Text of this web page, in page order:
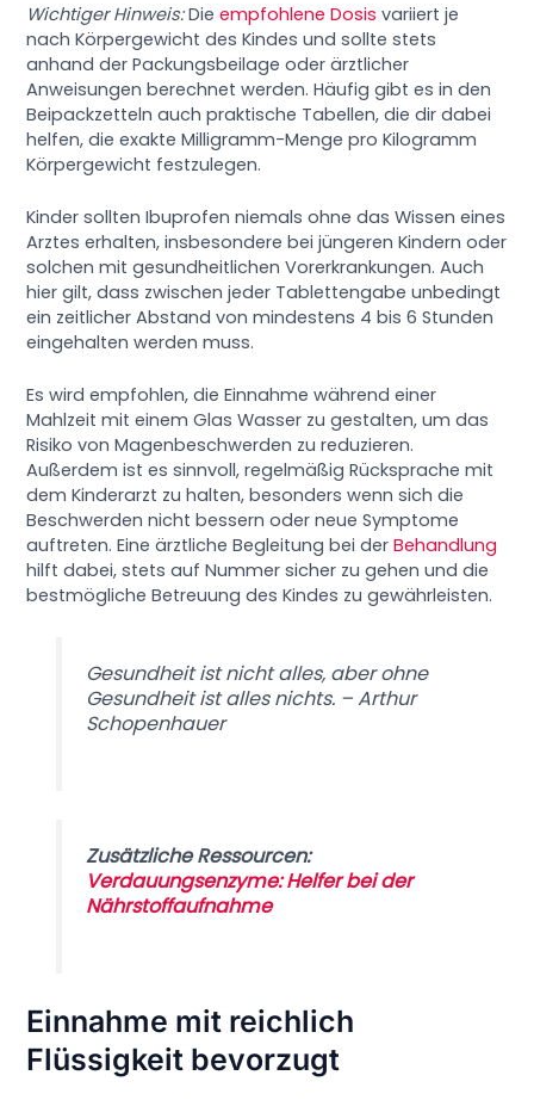
Wichtiger Hinweis:Dieempfohlene Dosis variiert je
nach Körpergewicht des Kindes und sollte stets
anhand der Packungsbeilage oder ärztlicher
Anweisungen berechnet werden. Häufig gibt es in den
Beipackzetteln auch praktische Tabellen, die dir dabei
helfen, die exakte Milligramm-Menge pro Kilogramm
Körpergewicht festzulegen.
Kinder sollten Ibuprofen niemals ohne das Wissen eines
Arztes erhalten, insbesondere bei jüngeren Kindern oder
solchen mit gesundheitlichen Vorerkrankungen. Auch
hier gilt, dass zwischen jeder Tablettengabe unbedingt
ein zeitlicher Abstand von mindestens 4 bis 6 Stunden
eingehalten werden muss.
Es wird empfohlen, die Einnahme während einer
Mahlzeit mit einem Glas Wasser zu gestalten, um das
Risiko von Magenbeschwerden zu reduzieren.
Außerdem ist es sinnvoll, regelmäßig Rücksprache mit
dem Kinderarzt zu halten, besonders wenn sich die
Beschwerden nicht bessern oder neue Symptome
auftreten. Eine ärztliche Begleitung bei derBehandlung
hilft dabei, stets auf Nummer sicher zu gehen und die
bestmögliche Betreuung des Kindes zu gewährleisten.
Gesundheit ist nicht alles, aber ohne
Gesundheit ist alles nichts. – Arthur
Schopenhauer
Zusätzliche Ressourcen:
Verdauungsenzyme: Helfer bei der
Nährstoffaufnahme
Einnahme mit reichlich
Flüssigkeit bevorzugt